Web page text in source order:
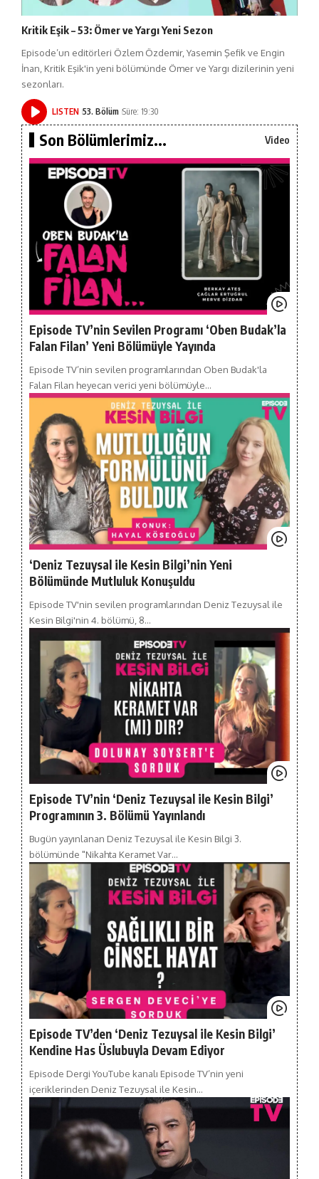
Kritik Eşik – 53: Ömer ve Yargı Yeni Sezon
Episode’un editörleri Özlem Özdemir, Yasemin Şefik ve Engin
İnan, Kritik Eşik'in yeni bölümünde Ömer ve Yargı dizilerinin yeni
sezonları.
LISTEN 53. Bölüm Süre: 19:30
Son Bölümlerimiz... Video
Episode TV’nin Sevilen Programı ‘Oben Budak’la
Falan Filan’ Yeni Bölümüyle Yayında
Episode TV’nin sevilen programlarından Oben Budak'la
Falan Filan heyecan verici yeni bölümüyle…
‘Deniz Tezuysal ile Kesin Bilgi’nin Yeni
Bölümünde Mutluluk Konuşuldu
Episode TV'nin sevilen programlarından Deniz Tezuysal ile
Kesin Bilgi'nin 4. bölümü, 8…
Episode TV’nin ‘Deniz Tezuysal ile Kesin Bilgi’
Programının 3. Bölümü Yayınlandı
Bugün yayınlanan Deniz Tezuysal ile Kesin Bilgi 3.
bölümünde "Nikahta Keramet Var…
Episode TV’den ‘Deniz Tezuysal ile Kesin Bilgi’
Kendine Has Üslubuyla Devam Ediyor
Episode Dergi YouTube kanalı Episode TV’nin yeni
içeriklerinden Deniz Tezuysal ile Kesin…